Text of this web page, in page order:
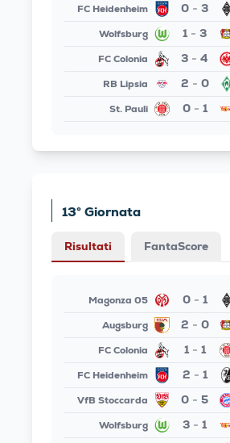
FC Heidenheim
0 - 3
Wolfsburg
1 - 3
FC Colonia
3 - 4
RB Lipsia
2 - 0
St. Pauli
0- 1
13° Giornata
Risultati FantaScore
Magonza 05 0- 1
Augsburg
2 - 0
FC Colonia
1- 1
FC Heidenheim
2 - 1
VfB Stoccarda
0 - 5
Wolfsburg
3 - 1